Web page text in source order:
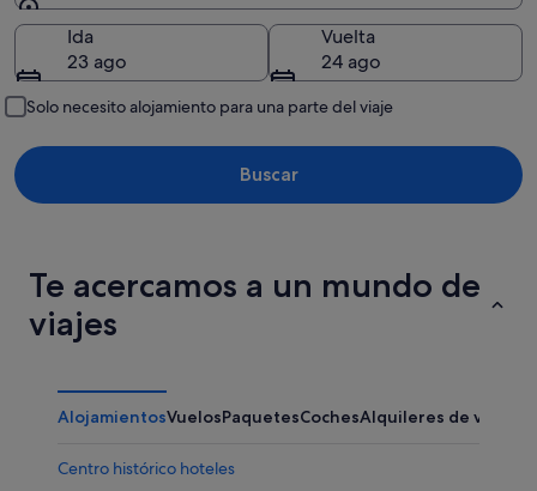
Destino
Ida
23 ago
Vuelta
24 ago
Solo necesito alojamiento para una parte del viaje
Buscar
Te acercamos a un mundo de
viajes
AlojamientosVuelosPaquetesCochesAlquileres de
Centro histórico hoteles